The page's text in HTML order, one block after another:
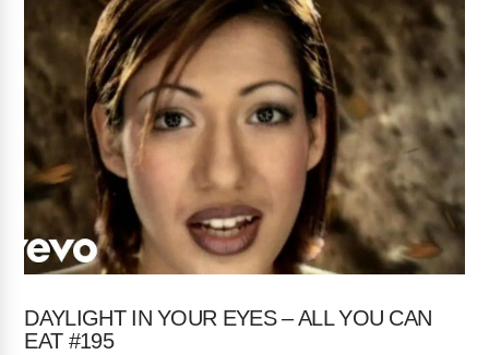
VIEW POST
DAYLIGHT IN YOUR EYES – ALL YOU CAN
EAT #195